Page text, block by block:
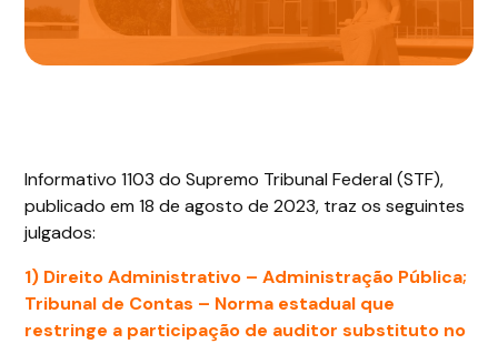
Informativo 1103 do Supremo Tribunal Federal (STF),
publicado em 18 de agosto de 2023, traz os seguintes
julgados:
1) Direito Administrativo –Administração Pública;
Tribunal de Contas – Norma estadual que
restringe a participação de auditor substituto no